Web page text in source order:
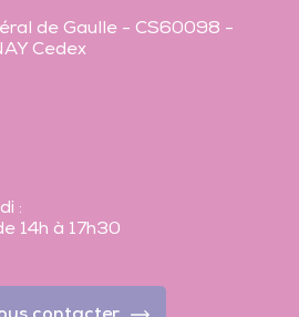
de Gaulle - CS60098 -
Cedex
:
14h à 17h30